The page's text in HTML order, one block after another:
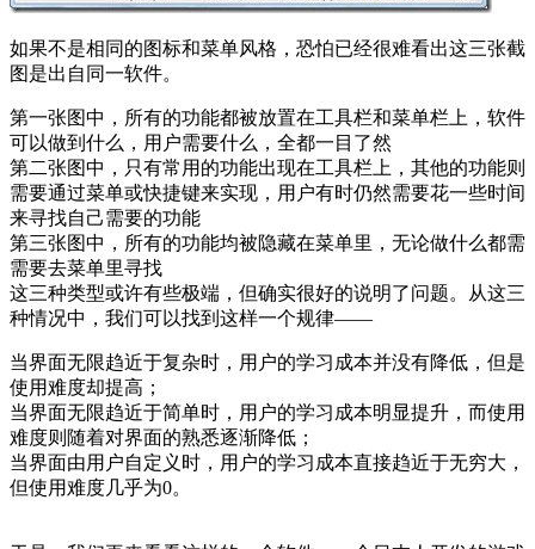
如果不是相同的图标和菜单风格，恐怕已经很难看出这三张截
图是出自同一软件。
第一张图中，所有的功能都被放置在工具栏和菜单栏上，软件
可以做到什么，用户需要什么，全都一目了然
第二张图中，只有常用的功能出现在工具栏上，其他的功能则
需要通过菜单或快捷键来实现，用户有时仍然需要花一些时间
来寻找自己需要的功能
第三张图中，所有的功能均被隐藏在菜单里，无论做什么都需
需要去菜单里寻找
这三种类型或许有些极端，但确实很好的说明了问题。从这三
种情况中，我们可以找到这样一个规律——
当界面无限趋近于复杂时，用户的学习成本并没有降低，但是
使用难度却提高；
当界面无限趋近于简单时，用户的学习成本明显提升，而使用
难度则随着对界面的熟悉逐渐降低；
当界面由用户自定义时，用户的学习成本直接趋近于无穷大，
但使用难度几乎为0。